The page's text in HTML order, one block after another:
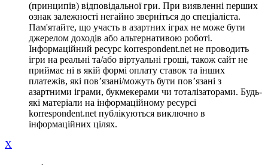
(принципів) відповідальної гри. При виявленні перших
ознак залежності негайно зверніться до спеціаліста.
Пам'ятайте, що участь в азартних іграх не може бути
джерелом доходів або альтернативою роботі.
Інформаційний ресурс korrespondent.net не проводить
ігри на реальні та/або віртуальні гроші, також сайт не
приймає ні в якій формі оплату ставок та інших
платежів, які пов’язані/можуть бути пов’язані з
азартними іграми, букмекерами чи тоталізаторами. Будь-
які матеріали на інформаційному ресурсі
korrespondent.net публікуються виключно в
інформаційних цілях.
X